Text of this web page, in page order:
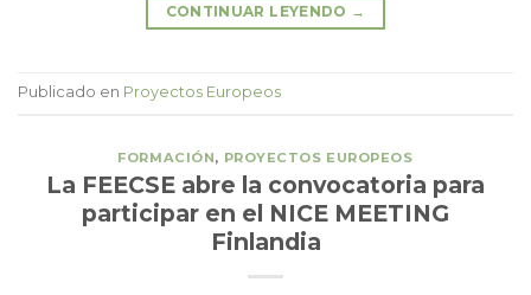
CONTINUAR LEYENDO →
Publicado en Proyectos Europeos
FORMACIÓN, PROYECTOS EUROPEOS
La FEECSE abre la convocatoria para
participar en el NICE MEETING
Finlandia